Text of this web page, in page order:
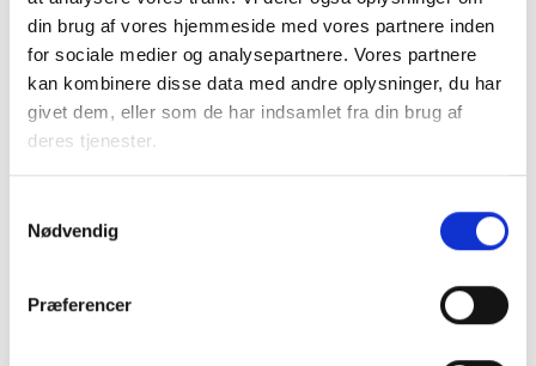
din brug af vores hjemmeside med vores partnere inden
for sociale medier og analysepartnere. Vores partnere
kan kombinere disse data med andre oplysninger, du har
givet dem, eller som de har indsamlet fra din brug af
deres tjenester.
Nødvendig
Præferencer
støtte for alle andre målgrupper pr. 1. januar 2026.
Næsten 70 % af de beboere, der nu får deres sag
genoptaget, modtog enten en kontanthjælpsydelse eller
ressourceforløbsydelse (som nu er afskaffet) forud for
førtidspensionen. Det nærværende lovforslag indebærer
kontanthjælp, hvor der ikke længere er mulighed for
alternative ydelser, hvis de vurderes ikke længere at være
komme i job.
Det er samtidig usikkert, om de berørte beboere vil have